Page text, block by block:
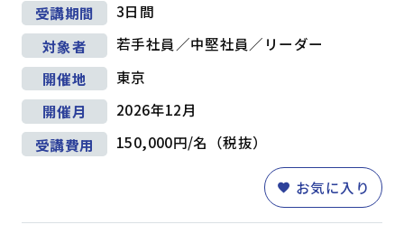
受講期間
3日間
対象者
若手社員／中堅社員／リーダー
開催地
東京
開催月
2026年12月
受講費用
150,000円/名（税抜）
お気に入り